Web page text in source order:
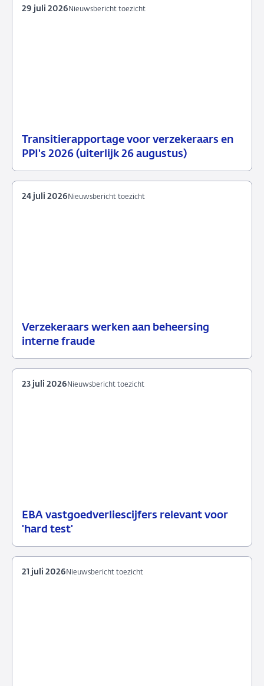
Transitierapportage voor verzekeraars en
PPI's 2026 (uiterlijk 26 augustus)
29
Nieuwsbericht
Nieuwsbericht toezicht
29 juli 2026
Verzekeraars werken aan beheersing
interne fraude
24
Nieuwsbericht
Nieuwsbericht toezicht
24 juli 2026
EBA vastgoedverliescijfers relevant voor
'hard test'
23
Nieuwsbericht
Nieuwsbericht toezicht
23 juli 2026
Nieuwsbericht toezicht
21 juli 2026